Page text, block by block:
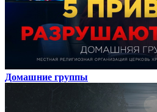
Домашние группы